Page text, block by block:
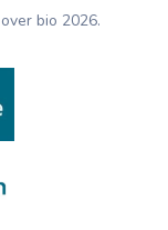
bio 2026.